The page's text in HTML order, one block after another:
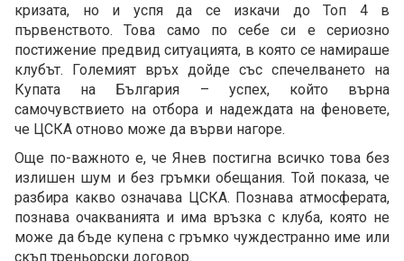
кризата, но и успя да се изкачи до Топ 4 в
първенството. Това само по себе си е сериозно
постижение предвид ситуацията, в която се намираше
клубът. Големият връх дойде със спечелването на
Купата на България – успех, който върна
самочувствието на отбора и надеждата на феновете,
че ЦСКА отново може да върви нагоре.
Още по-важното е, че Янев постигна всичко това без
излишен шум и без гръмки обещания. Той показа, че
разбира какво означава ЦСКА. Познава атмосферата,
познава очакванията и има връзка с клуба, която не
може да бъде купена с гръмко чуждестранно име или
скъп треньорски договор.